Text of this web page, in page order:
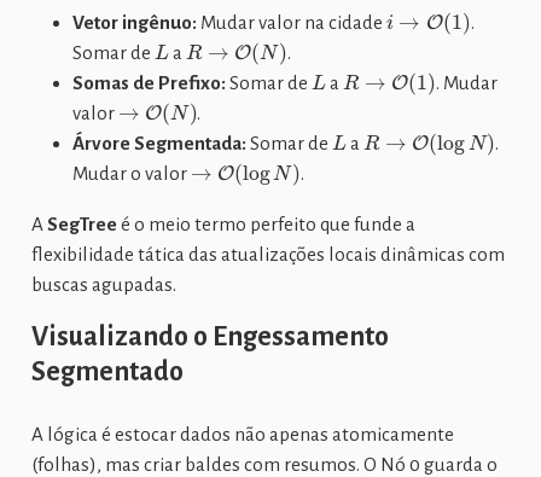
Vetor ingênuo: Mudar valor na cidade i→O (1)
.
Somar de L a R→ O (N)
.
Somas de Prefixo: Somar de L a R→ O (1)
. Mudar
valor
→ O(N)
.
Árvore Segmentada: Somar de L a R→ O (log
.
Mudar o valor
→ O(log ) .
A SegTree é o meio termo perfeito que funde a
flexibilidade tática das atualizações locais dinâmicas com
buscas agupadas.
Visualizando o Engessamento
Segmentado
A lógica é estocar dados não apenas atomicamente
(folhas), mas criar baldes com resumos. O Nó 0 guarda o